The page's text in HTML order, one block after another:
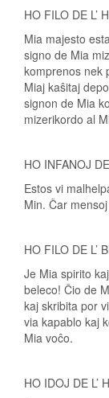
HO FILO DE L’
Mia majesto
signo de Mia
komprenos nek
Miaj kaŝitaj
signon de Mia
mizerikordo al
HO INFANOJ
Estos vi
Min. Ĉar
HO FILO DE L’
Je Mia spirito
beleco! Ĉio de
kaj skribita por
via kapablo kaj
Mia voĉo.
HO IDOJ DE L’